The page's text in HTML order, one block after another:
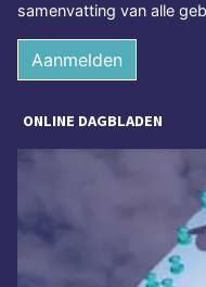
samenvatting van alle
Aanmelden
ONLINE DAGBLADEN